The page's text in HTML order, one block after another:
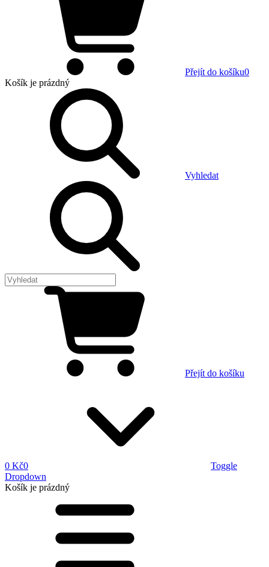
Přejít do košíku0
Košík je prázdný
Vyhledat
Přejít do košíku
0 Kč0
Toggle
Dropdown
Košík je prázdný